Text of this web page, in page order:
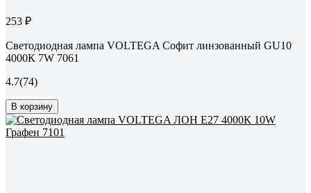
253 ₽
Светодиодная лампа VOLTEGA Софит линзованный GU10
4000К 7W 7061
4.7(74)
В корзину